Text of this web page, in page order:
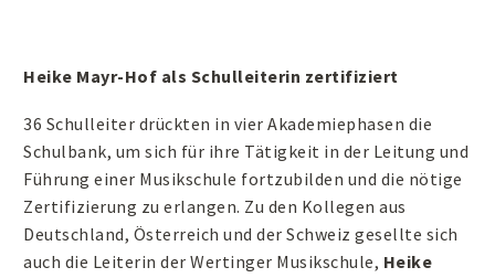
Heike Mayr-Hof als Schulleiterin zertifiziert
36 Schulleiter drückten in vier Akademiephasen die
Schulbank, um sich für ihre Tätigkeit in der Leitung und
Führung einer Musikschule fortzubilden und die nötige
Zertifizierung zu erlangen. Zu den Kollegen aus
Deutschland, Österreich und der Schweiz gesellte sich
auch die Leiterin der Wertinger Musikschule, Heike